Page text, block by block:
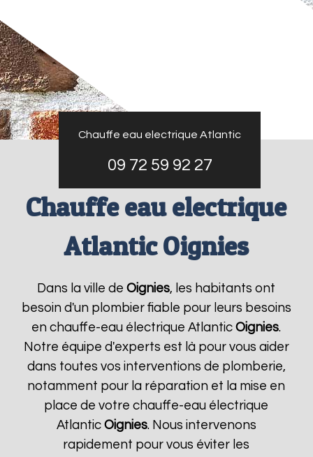
Chauffe eau electrique Atlantic
09 72 59 92 27
Chauffe eau electrique
Atlantic Oignies
Dans la ville deOignies, les habitants ont
besoin d'un plombier fiable pour leurs besoins
en chauffe-eau électrique AtlanticOignies.
Notre équipe d'experts est là pour vous aider
dans toutes vos interventions de plomberie,
notamment pour la réparation et la mise en
place de votre chauffe-eau électrique
Atlantic Oignies. Nous intervenons
rapidement pour vous éviter les